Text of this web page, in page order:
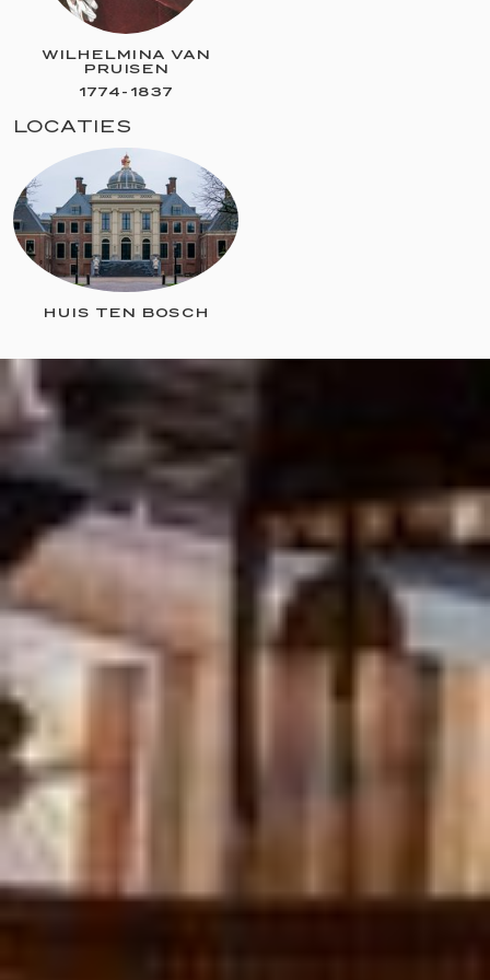
WILHELMINA VAN
PRUISEN
1774- 1837
LOCATIES
HUIS TEN BOSCH